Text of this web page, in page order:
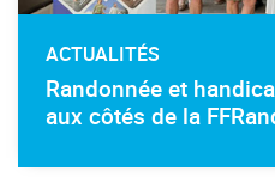
ACTUALITÉS
Randonnée et
aux côtés de la